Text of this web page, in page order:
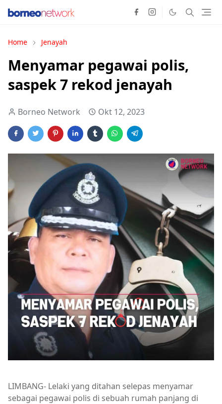
Home Jenayah
Menyamar pegawai polis,
saspek 7 rekod jenayah
Borneo Network Okt 12, 2023
LIMBANG- Lelaki yang ditahan selepas menyamar
sebagai pegawai polis di sebuah rumah panjang di